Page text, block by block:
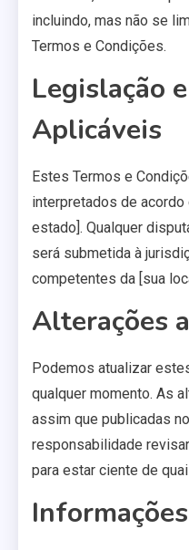
incluindo, mas não se
Termos e Condições.
Legislação
Aplicáveis
Estes Termos e
interpretados de
estado]. Qualquer
será submetida à
competentes da [sua
Alterações
Podemos atualizar
qualquer momento. As
assim que publicadas
responsabilidade
para estar ciente de